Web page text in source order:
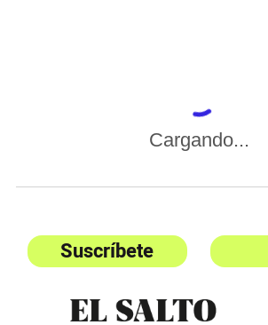
Cargando...
Suscríbete